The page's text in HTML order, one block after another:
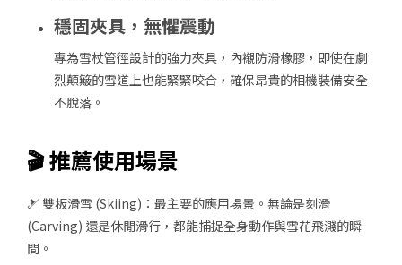
穩固夾具，無懼震動
專為雪杖管徑設計的強力夾具，內襯防滑橡膠，即使在劇
烈顛簸的雪道上也能緊緊咬合，確保昂貴的相機裝備安全
不脫落。
🎬 推薦使用場景
🎿 雙板滑雪 (Skiing) ：最主要的應用場景。無論是刻滑
(Carving) 還是休閒滑行，都能捕捉全身動作與雪花飛濺的瞬
間。